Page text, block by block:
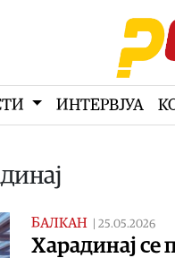
ИНТЕРВЈУА
БАЛКАН | 25.05.2026
Харадинај се